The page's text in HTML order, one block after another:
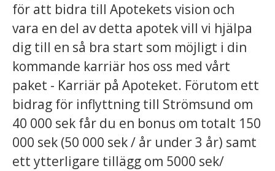
för att bidra till Apotekets vision och
vara en del av detta apotek vill vi hjälpa
dig till en så bra start som möjligt i din
kommande karriär hos oss med vårt
paket - Karriär på Apoteket. Förutom ett
bidrag för inflyttning till Strömsund om
40 000 sek får du en bonus om totalt 150
000 sek (50 000 sek / år under 3 år) samt
ett ytterligare tillägg om 5000 sek/